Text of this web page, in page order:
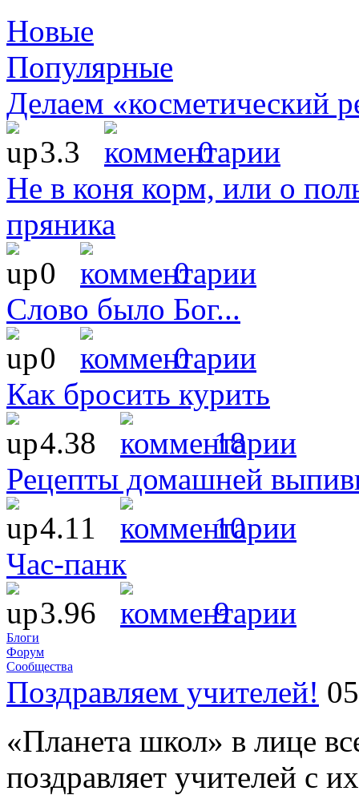
Новые
Популярные
Делаем «косметический
3.3
0
Не в коня корм, или о
пряника
0
0
Слово было Бог...
0
0
Как бросить курить
4.38
18
Рецепты домашней
4.11
10
Час-панк
3.96
9
Блоги
Форум
Сообщества
Поздравляем учителей!
«Планета школ» в лице
поздравляет учителей с